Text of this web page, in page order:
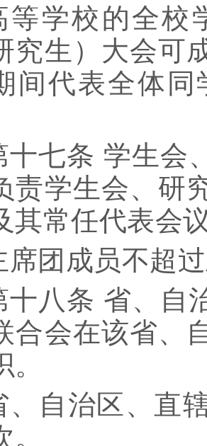
等学校的全校
究生）大会
间代表全体
十七条 学生会
责学生会、研
其常任代表会
席团成员不超
十八条 省、自
合会在该省、
、自治区、直